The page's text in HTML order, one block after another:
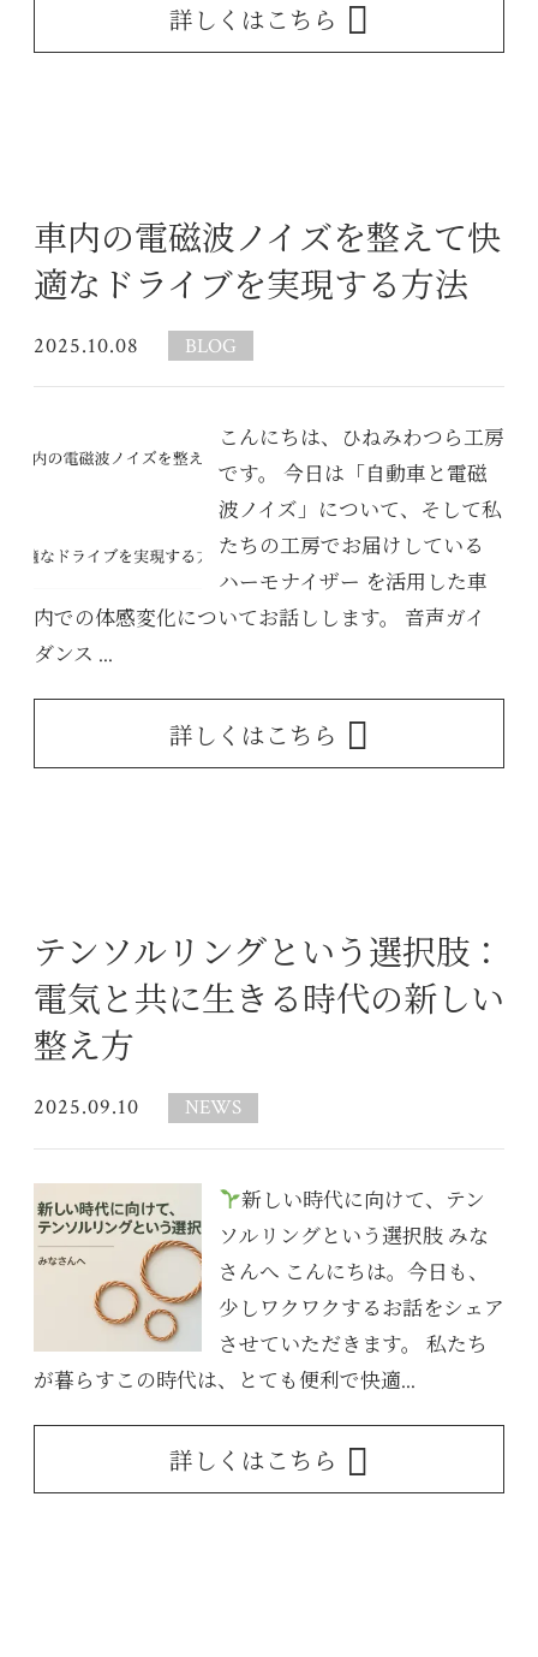
詳しくはこちら
車内の電磁波ノイズを整えて快
適なドライブを実現する方法
2025.10.08 BLOG
こんにちは、ひねみわつら工房
です。 今日は「自動車と電磁
波ノイズ」について、そして私
たちの工房でお届けしている
ハーモナイザー を活用した車
内での体感変化についてお話しします。 音声ガイ
ダンス ...
詳しくはこちら
テンソルリングという選択肢：
電気と共に生きる時代の新しい
整え方
2025.09.10 NEWS
新しい時代に向けて、テン
ソルリングという選択肢 みな
さんへ こんにちは。今日も、
少しワクワクするお話をシェア
させていただきます。 私たち
が暮らすこの時代は、とても便利で快適...
詳しくはこちら